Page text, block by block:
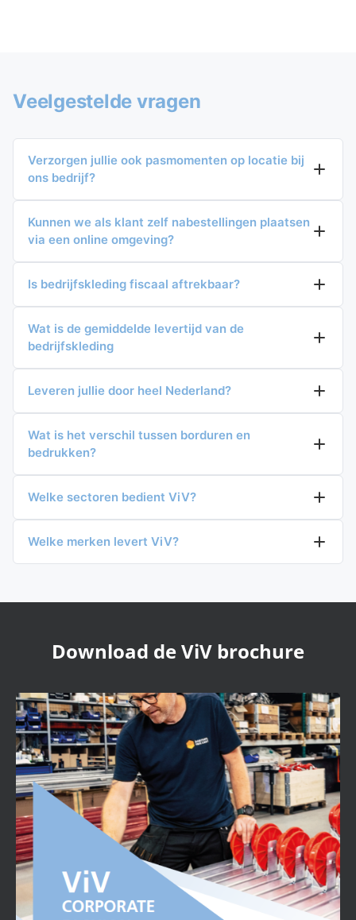
Veelgestelde vragen
Verzorgen jullie ook pasmomenten op locatie bij
ons bedrijf?
Kunnen we als klant zelf nabestellingen plaatsen
via een online omgeving?
Is bedrijfskleding fiscaal aftrekbaar?
Wat is de gemiddelde levertijd van de
bedrijfskleding
Leveren jullie door heel Nederland?
Wat is het verschil tussen borduren en
bedrukken?
Welke sectoren bedient ViV?
Welke merken levert ViV?
Download de ViV brochure